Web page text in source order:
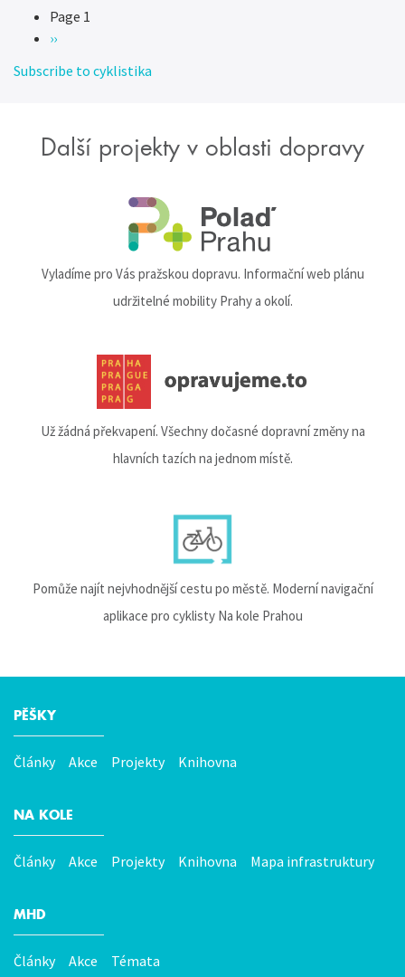
Pagination
Page 1
Následující
››
Subscribe to cyklistika
Další projekty v oblasti dopravy
Vyladíme pro Vás pražskou dopravu. Informační web plánu
udržitelné mobility Prahy a okolí.
Už žádná překvapení. Všechny dočasné dopravní změny na
hlavních tazích na jednom místě.
Pomůže najít nejvhodnější cestu po městě. Moderní navigační
aplikace pro cyklisty Na kole Prahou
Hlavní
menu
PĚŠKY
Články Akce Projekty Knihovna
NA KOLE
Články Akce Projekty Knihovna Mapa infrastruktury
MHD
Články Akce Témata